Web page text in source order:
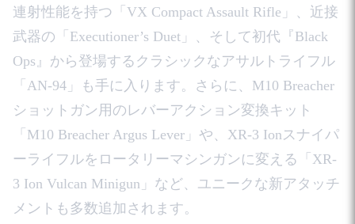
連射性能を持つ「VX Compact Assault Rifle」、近接
武器の「Executioner’s Duet」、そして初代『Black
Ops』から登場するクラシックなアサルトライフル
「AN-94」も手に入ります。さらに、M10 Breacher
ショットガン用のレバーアクション変換キット
「M10 Breacher Argus Lever」や、XR-3 Ionスナイパ
ーライフルをロータリーマシンガンに変える「XR-
3 Ion Vulcan Minigun」など、ユニークな新アタッチ
メントも多数追加されます。